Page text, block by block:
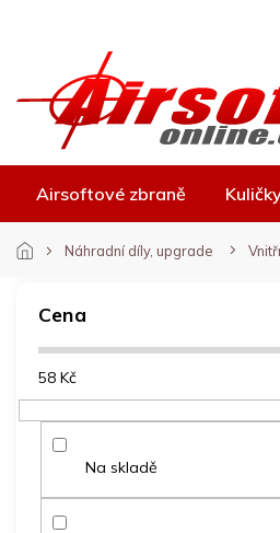
Airsoftové zbraně
Náhradní díly, upgrade
a
Cena
58 Kč
Na skladě